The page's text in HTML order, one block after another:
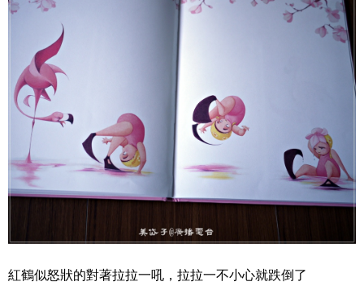
紅鶴似怒狀的對著拉拉一吼，拉拉一不小心就跌倒了